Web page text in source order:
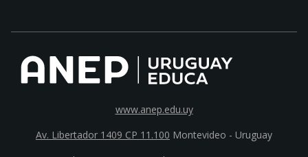
www.anep.edu.uy
Av. Libertador 1409 CP 11.100 Montevideo - Uruguay